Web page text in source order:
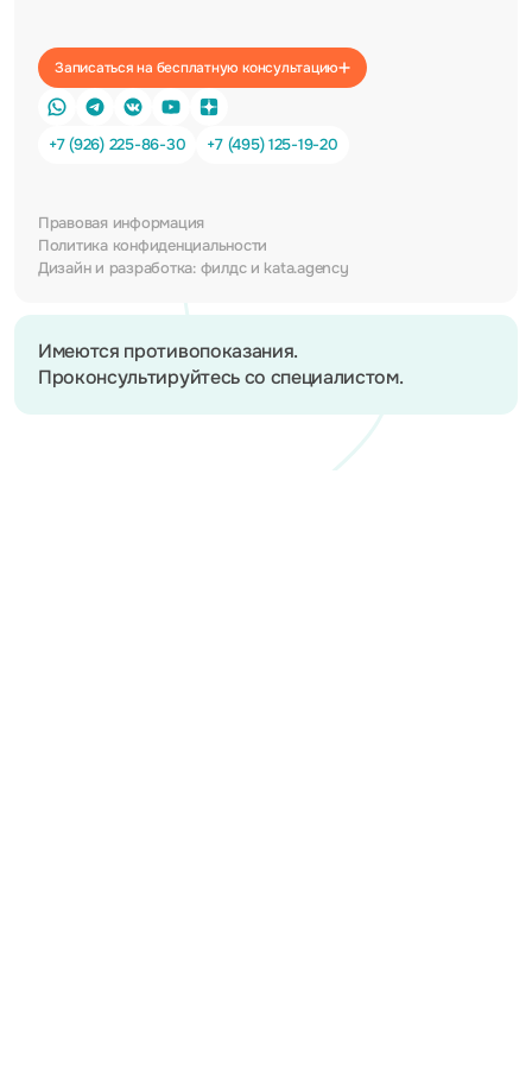
Записаться на бесплатную консультацию
+7 (926) 225-86-30 +7 (495) 125-19-20
Правовая информация
Политика конфиденциальности
Дизайн и разработка: филдси kata.agency
Имеются противопоказания.
Проконсультируйтесь со специалистом.